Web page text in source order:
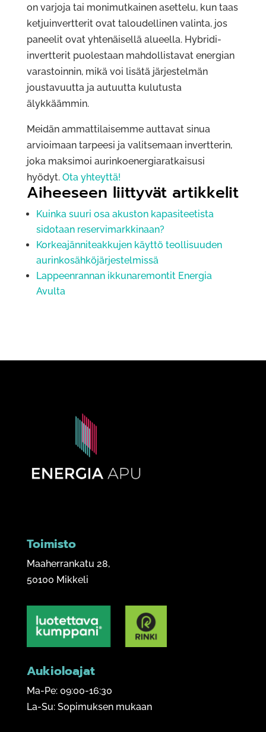
on varjoja tai monimutkainen asettelu, kun taas
ketjuinvertterit ovat taloudellinen valinta, jos
paneelit ovat yhtenäisellä alueella. Hybridi-
invertterit puolestaan mahdollistavat energian
varastoinnin, mikä voi lisätä järjestelmän
joustavuutta ja autuutta kulutusta
älykkäämmin.
Meidän ammattilaisemme auttavat sinua
arvioimaan tarpeesi ja valitsemaan invertterin,
joka maksimoi aurinkoenergiaratkaisusi
hyödyt. Ota yhteyttä!
Aiheeseen liittyvät artikkelit
Kuinka suuri osa akuston kapasiteetista
sidotaan reservimarkkinaan?
Korkeajänniteakkujen käyttö teollisuuden
aurinkosähköjärjestelmissä
Lappeenrannan ikkunaremontit Energia
Avulta
Toimisto
Maaherrankatu 28,
50100 Mikkeli
Aukioloajat
Ma-Pe: 09:00-16:30
La-Su: Sopimuksen mukaan